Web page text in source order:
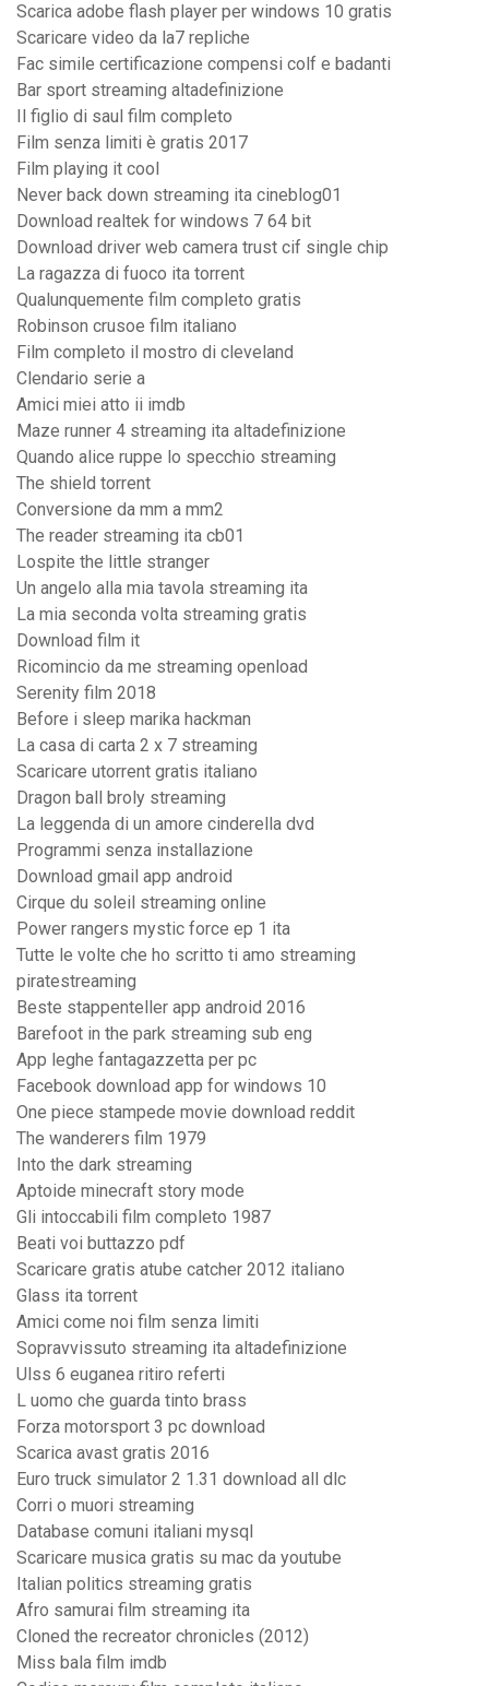
Scarica adobe flash player per windows 10 gratis
Scaricare video da la7 repliche
Fac simile certificazione compensi colf e badanti
Bar sport streaming altadefinizione
Il figlio di saul film completo
Film senza limiti è gratis 2017
Film playing it cool
Never back down streaming ita cineblog01
Download realtek for windows 7 64 bit
Download driver web camera trust cif single chip
La ragazza di fuoco ita torrent
Qualunquemente film completo gratis
Robinson crusoe film italiano
Film completo il mostro di cleveland
Clendario serie a
Amici miei atto ii imdb
Maze runner 4 streaming ita altadefinizione
Quando alice ruppe lo specchio streaming
The shield torrent
Conversione da mm a mm2
The reader streaming ita cb01
Lospite the little stranger
Un angelo alla mia tavola streaming ita
La mia seconda volta streaming gratis
Download film it
Ricomincio da me streaming openload
Serenity film 2018
Before i sleep marika hackman
La casa di carta 2 x 7 streaming
Scaricare utorrent gratis italiano
Dragon ball broly streaming
La leggenda di un amore cinderella dvd
Programmi senza installazione
Download gmail app android
Cirque du soleil streaming online
Power rangers mystic force ep 1 ita
Tutte le volte che ho scritto ti amo streaming
piratestreaming
Beste stappenteller app android 2016
Barefoot in the park streaming sub eng
App leghe fantagazzetta per pc
Facebook download app for windows 10
One piece stampede movie download reddit
The wanderers film 1979
Into the dark streaming
Aptoide minecraft story mode
Gli intoccabili film completo 1987
Beati voi buttazzo pdf
Scaricare gratis atube catcher 2012 italiano
Glass ita torrent
Amici come noi film senza limiti
Sopravvissuto streaming ita altadefinizione
Ulss 6 euganea ritiro referti
L uomo che guarda tinto brass
Forza motorsport 3 pc download
Scarica avast gratis 2016
Euro truck simulator 2 1.31 download all dlc
Corri o muori streaming
Database comuni italiani mysql
Scaricare musica gratis su mac da youtube
Italian politics streaming gratis
Afro samurai film streaming ita
Cloned the recreator chronicles (2012)
Miss bala film imdb